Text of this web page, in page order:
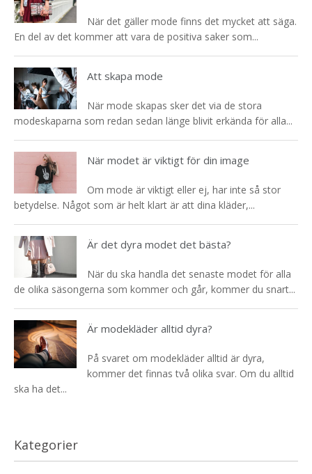
När det gäller mode finns det mycket att säga.
En del av det kommer att vara de positiva saker som...
Att skapa mode
När mode skapas sker det via de stora
modeskaparna som redan sedan länge blivit erkända för alla...
När modet är viktigt för din image
Om mode är viktigt eller ej, har inte så stor
betydelse. Något som är helt klart är att dina kläder,...
Är det dyra modet det bästa?
När du ska handla det senaste modet för alla
de olika säsongerna som kommer och går, kommer du snart...
Är modekläder alltid dyra?
På svaret om modekläder alltid är dyra,
kommer det finnas två olika svar. Om du alltid
ska ha det...
Kategorier